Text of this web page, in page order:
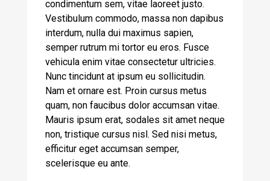
condimentum sem, vitae laoreet justo.
Vestibulum commodo, massa non dapibus
interdum, nulla dui maximus sapien,
semper rutrum mi tortor eu eros. Fusce
vehicula enim vitae consectetur ultricies.
Nunc tincidunt at ipsum eu sollicitudin.
Nam et ornare est. Proin cursus metus
quam, non faucibus dolor accumsan vitae.
Mauris ipsum erat, sodales sit amet neque
non, tristique cursus nisl. Sed nisi metus,
efficitur eget accumsan semper,
scelerisque eu ante.